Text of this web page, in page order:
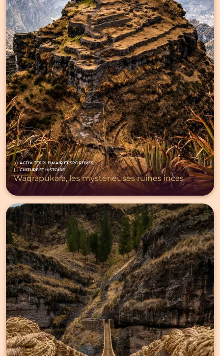
ACTIVITÉS PLEIN AIR ET SPORTIVES
CULTURE ET HISTOIRE
Waqrapukara, les mystérieuses ruines incas